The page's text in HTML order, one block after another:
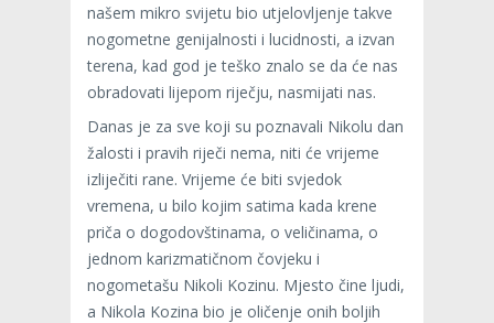
našem mikro svijetu bio utjelovljenje takve
nogometne genijalnosti i lucidnosti, a izvan
terena, kad god je teško znalo se da će nas
obradovati lijepom riječju, nasmijati nas.
Danas je za sve koji su poznavali Nikolu dan
žalosti i pravih riječi nema, niti će vrijeme
izliječiti rane. Vrijeme će biti svjedok
vremena, u bilo kojim satima kada krene
priča o dogodovštinama, o veličinama, o
jednom karizmatičnom čovjeku i
nogometašu Nikoli Kozinu. Mjesto čine ljudi,
a Nikola Kozina bio je oličenje onih boljih